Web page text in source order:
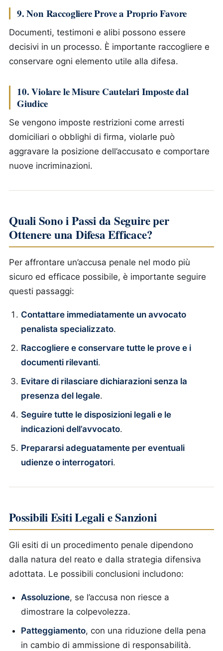
9. Non Raccogliere Prove a Proprio Favore
Documenti, testimoni e alibi possono essere
decisivi in un processo. È importante raccogliere e
conservare ogni elemento utile alla difesa.
10. Violare le Misure Cautelari Imposte dal
Giudice
Se vengono imposte restrizioni come arresti
domiciliari o obblighi di firma, violarle può
aggravare la posizione dell’accusato e comportare
nuove incriminazioni.
Quali Sono i Passi da Seguire per
Ottenere una Difesa Efficace?
Per affrontare un’accusa penale nel modo più
sicuro ed efficace possibile, è importante seguire
questi passaggi:
Contattare immediatamente un avvocato
penalista specializzato.
Raccogliere e conservare tutte le prove e i
documenti rilevanti.
Evitare di rilasciare dichiarazioni senza la
presenza del legale.
Seguire tutte le disposizioni legali e le
indicazioni dell’avvocato.
Prepararsi adeguatamente per eventuali
udienze o interrogatori.
Possibili Esiti Legali e Sanzioni
Gli esiti di un procedimento penale dipendono
dalla natura del reato e dalla strategia difensiva
adottata. Le possibili conclusioni includono:
Assoluzione, se l’accusa non riesce a
dimostrare la colpevolezza.
Patteggiamento, con una riduzione della pena
in cambio di ammissione di responsabilità.